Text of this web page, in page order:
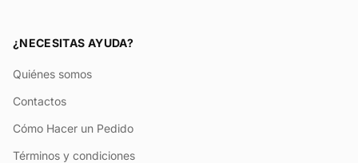
¿NECESITAS AYUDA?
Quiénes somos
Contactos
Cómo Hacer un Pedido
Términos y condiciones